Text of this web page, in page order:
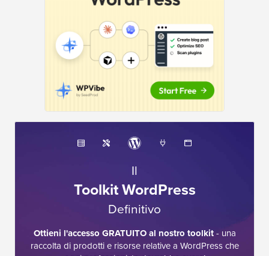
Il
Toolkit WordPress
Definitivo
Ottieni l'accesso GRATUITO al nostro toolkit- una
raccolta di prodotti e risorse relative a WordPress che